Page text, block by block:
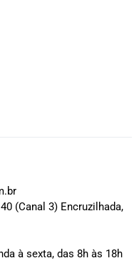
(Canal 3) Encruzilhada,
à sexta, das 8h às 18h